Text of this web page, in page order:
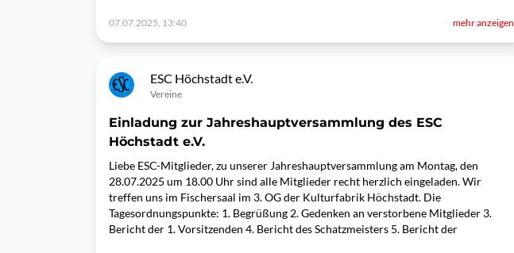
07.07.2025, 13:40 mehr anzeigen
ESC Höchstadt e.V.
Vereine
Einladung zur Jahreshauptversammlung des ESC
Höchstadt e.V.
Liebe ESC-Mitglieder, zu unserer Jahreshauptversammlung am Montag, den
28.07.2025 um 18.00 Uhr sind alle Mitglieder recht herzlich eingeladen. Wir
treffen uns im Fischersaal im 3. OG der Kulturfabrik Höchstadt. Die
Tagesordnungspunkte: 1. Begrüßung 2. Gedenken an verstorbene Mitglieder 3.
Bericht der 1. Vorsitzenden 4. Bericht des Schatzmeisters 5. Bericht der